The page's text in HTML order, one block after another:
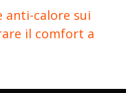
anti-calore sui
il comfort a